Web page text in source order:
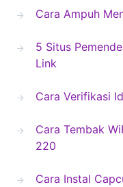
Cara Ampuh
5 Situs
Link
Cara Verifikasi
Cara Tembak
220
Cara Instal